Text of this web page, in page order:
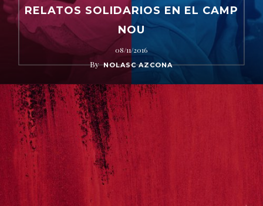
RELATOS SOLIDARIOS EN EL CAMP
NOU
08/11/2016
By NOLASC AZCONA